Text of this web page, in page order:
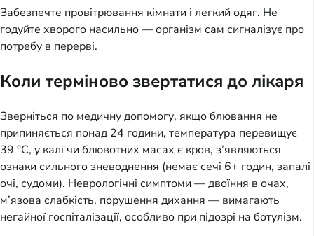
Забезпечте провітрювання кімнати і легкий одяг. Не
годуйте хворого насильно — організм сам сигналізує про
потребу в перерві.
Коли терміново звертатися до лікаря
Зверніться по медичну допомогу, якщо блювання не
припиняється понад 24 години, температура перевищує
39 °C, у калі чи блювотних масах є кров, з’являються
ознаки сильного зневоднення (немає сечі 6+ годин, запалі
очі, судоми). Неврологічні симптоми — двоїння в очах,
м’язова слабкість, порушення дихання — вимагають
негайної госпіталізації, особливо при підозрі на ботулізм.